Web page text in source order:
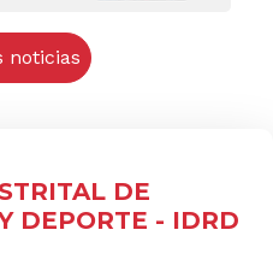
noticias
DE
DEPORTE - IDRD